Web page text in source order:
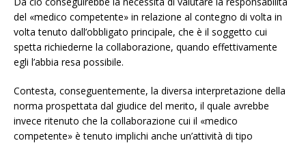
del «medico competente» in relazione al contegno di volta in
volta tenuto dall’obbligato principale, che è il soggetto cui
spetta richiederne la collaborazione, quando effettivamente
egli l’abbia resa possibile.
Contesta, conseguentemente, la diversa interpretazione della
norma prospettata dal giudice del merito, il quale avrebbe
invece ritenuto che la collaborazione cui il «medico
competente» è tenuto implichi anche un’attività di tipo